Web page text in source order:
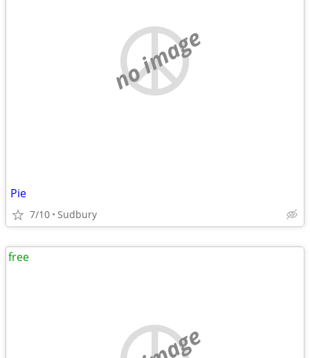
no image
Pie
7/10 Sudbury
free